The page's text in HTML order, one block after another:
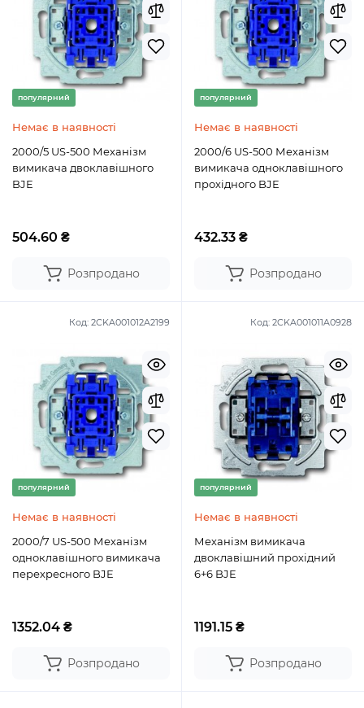
популярний
Немає в наявності
2000/5 US-500 Механізм
вимикача двоклавішного
BJE
504.60 ₴
Розпродано
популярний
Немає в наявності
2000/6 US-500 Механізм
вимикача одноклавішного
прохідного BJE
432.33 ₴
Розпродано
Код: 2CKA001012A2199
популярний
Немає в наявності
2000/7 US-500 Механізм
одноклавішного вимикача
перехресного BJE
1352.04 ₴
Розпродано
Код: 2CKA001011A0928
популярний
Немає в наявності
Механізм вимикача
двоклавішний прохідний
6+6 BJE
1191.15 ₴
Розпродано